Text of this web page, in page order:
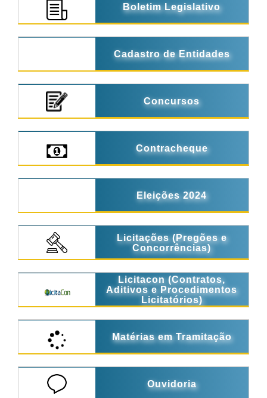
Boletim Legislativo
Cadastro de Entidades
Concursos
Contracheque
Eleições 2024
Licitações (Pregões e
Concorrências)
Licitacon (Contratos,
Aditivos e Procedimentos
Licitatórios)
Matérias em Tramitação
Ouvidoria